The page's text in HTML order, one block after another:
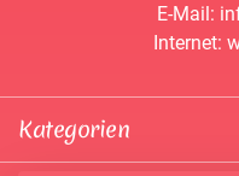
E-Mail:
Internet:
Kategorien